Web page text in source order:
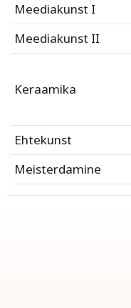
Meediakunst I
Meediakunst II
Keraamika
Ehtekunst
Meisterdamine